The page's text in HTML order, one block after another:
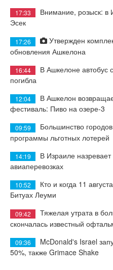
17:33
Внимание, розыск: в
Эсек
17:26
Утвержден
обновления Ашкелона
16:44
В Ашкелоне автобус
погибла
12:04
В Ашкелон
фестиваль: Пиво на озере-3
09:59
Большинство
программы льготных лотерей
14:19
В Израиле
авиаперевозках
10:52
Кто и когда 11
Битуах Леуми
09:42
Тяжелая утрата в
скончалась известный
09:36
McDonald's Israel
50%, также Grimace Shake